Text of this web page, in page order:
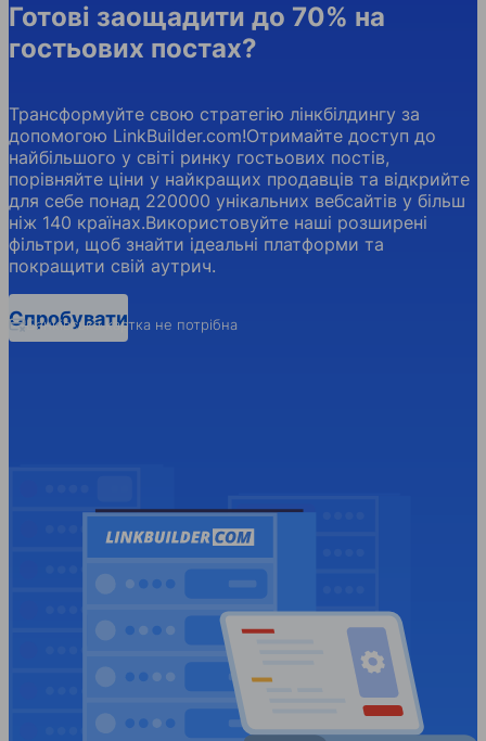
Готові заощадити до 70% на
гостьових постах?
Трансформуйте свою стратегію лінкбілдингу за
допомогою LinkBuilder.com!Отримайте доступ до
найбільшого у світі ринку гостьових постів,
порівняйте ціни у найкращих продавців та відкрийте
для себе понад 220000 унікальних вебсайтів у більш
ніж 140 країнах.Використовуйте наші розширені
фільтри, щоб знайти ідеальні платформи та
покращити свій аутрич.
Спробувати
Банківська картка не потрібна